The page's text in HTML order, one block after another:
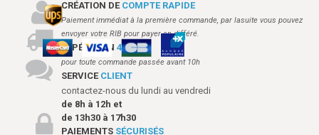
CRÉATION DE COMPTE RAPIDE
Paiement immédiat à la première commande, par lasuite vous pouvez
envoyer votre RIB pour payer en différé.
EXPÉDITION48H
pour toute commande passée avant 10h
SERVICE CLIENT
contactez-nous du lundi au vendredi
de 8h à 12h et
de 13h30 à 17h30
PAIEMENTS SÉCURISÉS